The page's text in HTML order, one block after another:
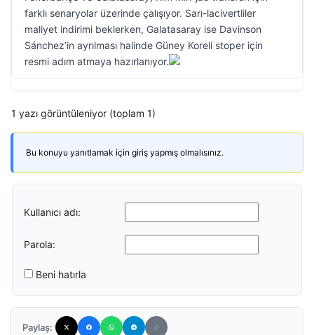
farklı senaryolar üzerinde çalışıyor. Sarı-lacivertliler
maliyet indirimi beklerken, Galatasaray ise Davinson
Sánchez’in ayrılması halinde Güney Koreli stoper için
resmi adım atmaya hazırlanıyor.
1 yazı görüntüleniyor (toplam 1)
Bu konuyu yanıtlamak için giriş yapmış olmalısınız.
Kullanıcı adı:
Parola:
Beni hatırla
Paylaş: